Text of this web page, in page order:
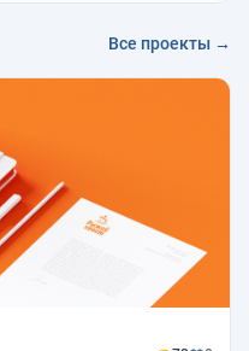
Все проекты →